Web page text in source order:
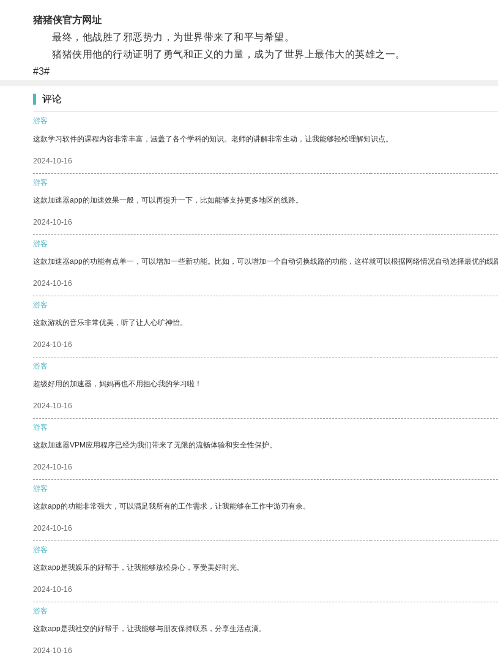
猪猪侠官方网址
最终，他战胜了邪恶势力，为世界带来了和平与希望。
猪猪侠用他的行动证明了勇气和正义的力量，成为了世界上最伟大的英雄之一。
#3#
评论
游客
这款学习软件的课程内容非常丰富，涵盖了各个学科的知识。老师的讲解非常生动，让我能够轻松理解知识点。
2024-10-16
游客
这款加速器app的加速效果一般，可以再提升一下，比如能够支持更多地区的线路。
2024-10-16
游客
这款加速器app的功能有点单一，可以增加一些新功能。比如，可以增加一个自动切换线路的功能，这样就可以根据网络情况自动选择最优的线
2024-10-16
游客
这款游戏的音乐非常优美，听了让人心旷神怡。
2024-10-16
游客
超级好用的加速器，妈妈再也不用担心我的学习啦！
2024-10-16
游客
这款加速器VPM应用程序已经为我们带来了无限的流畅体验和安全性保护。
2024-10-16
游客
这款app的功能非常强大，可以满足我所有的工作需求，让我能够在工作中游刃有余。
2024-10-16
游客
这款app是我娱乐的好帮手，让我能够放松身心，享受美好时光。
2024-10-16
游客
这款app是我社交的好帮手，让我能够与朋友保持联系，分享生活点滴。
2024-10-16